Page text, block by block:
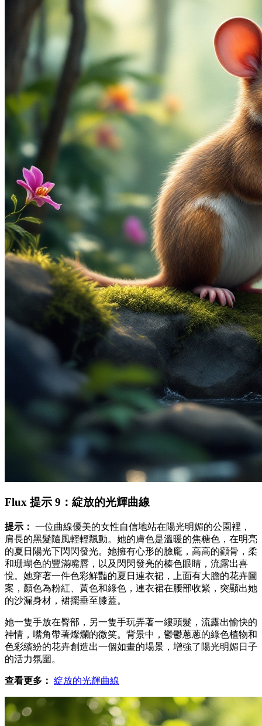
Flux 提示 9：綻放的光輝曲線
提示： 一位曲線優美的女性自信地站在陽光明媚的公園裡，
肩長的黑髮隨風輕輕飄動。她的膚色是溫暖的焦糖色，在明亮
的夏日陽光下閃閃發光。她擁有心形的臉龐，高高的顴骨，柔
和珊瑚色的豐滿嘴唇，以及閃閃發亮的榛色眼睛，流露出喜
悅。她穿著一件色彩鮮豔的夏日連衣裙，上面有大膽的花卉圖
案，顏色為粉紅、黃色和綠色，連衣裙在腰部收緊，突顯出她
的沙漏身材，裙擺垂至膝蓋。
她一隻手放在臀部，另一隻手玩弄著一縷頭髮，流露出愉快的
神情，嘴角帶著燦爛的微笑。背景中，鬱鬱蔥蔥的綠色植物和
色彩繽紛的花卉創造出一個如畫的場景，增強了陽光明媚日子
的活力氛圍。
查看更多： 綻放的光輝曲線